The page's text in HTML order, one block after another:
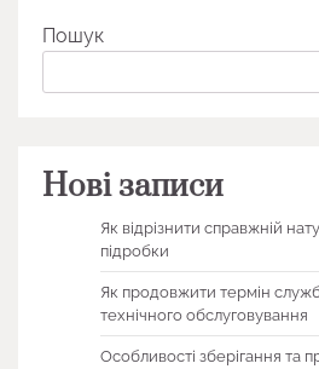
Пошук
Нові записи
Як відрізнити справжній
підробки
Як продовжити термін
технічного обслуговування
Особливості зберігання та